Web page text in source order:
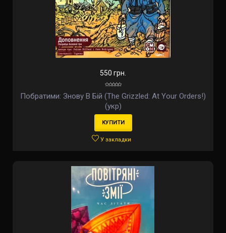
550 грн.
Побратими: Знову В Бій (The Grizzled: At Your Orders!)
(укр)
КУПИТИ
У закладки